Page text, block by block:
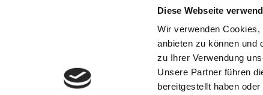
Diese Webseite
Wir verwenden
anbieten zu können und
zu Ihrer Verwendung
Unsere Partner führen
bereitgestellt haben